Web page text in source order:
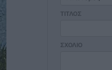
ΤΙΤΛΟΣ
ΣΧΟΛΙΟ